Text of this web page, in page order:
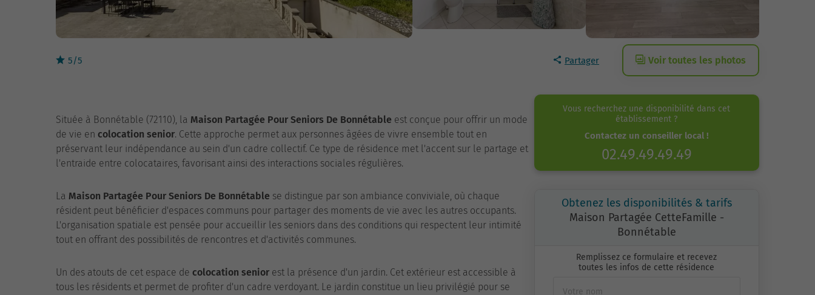
5/5 Partager Voir toutes les photos
Située à Bonnétable (72110), la Maison Partagée Pour Seniors De Bonnétable est conçue pour offrir un mode
de vie en colocation senior. Cette approche permet aux personnes âgées de vivre ensemble tout en
préservant leur indépendance au sein d'un cadre collectif. Ce type de résidence met l'accent sur le partage et
l'entraide entre colocataires, favorisant ainsi des interactions sociales régulières.
La Maison Partagée Pour Seniors De Bonnétable se distingue par son ambiance conviviale, où chaque
résident peut bénéficier d'espaces communs pour partager des moments de vie avec les autres occupants.
L'organisation spatiale est pensée pour accueillir les seniors dans des conditions qui respectent leur intimité
tout en offrant des possibilités de rencontres et d'activités communes.
Un des atouts de cet espace de colocation senior est la présence d'un jardin. Cet extérieur est accessible à
tous les résidents et permet de profiter d'un cadre verdoyant. Le jardin constitue un lieu privilégié pour se
Vous recherchez une disponibilité dans cet
établissement ?
Contactez un conseiller local !
02.49.49.49.49
Obtenez les disponibilités & tarifs
Maison Partagée CetteFamille -
Bonnétable
Remplissez ce formulaire et recevez
toutes les infos de cette résidence